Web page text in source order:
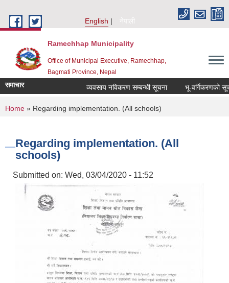
English
नेपाली
Ramechhap Municipality
Office of Municipal Executive, Ramechhap,
Bagmati Province, Nepal
समाचार व्यवसाय नविकरण सम्बन्धी सूचना भू-वर्गिकरणको
You are here
Home » Regarding implementation. (All schools)
Regarding implementation. (All
schools)
Submitted on: Wed, 03/04/2020 - 11:52